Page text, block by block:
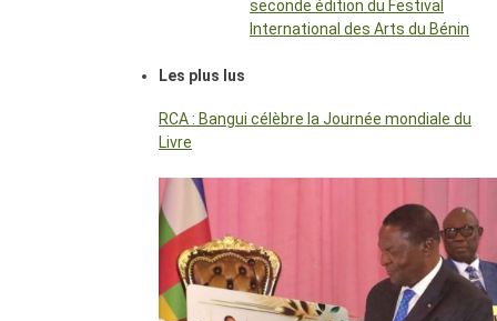
seconde édition du Festival
International des Arts du Bénin
Les plus lus
RCA : Bangui célèbre la Journée mondiale du
Livre